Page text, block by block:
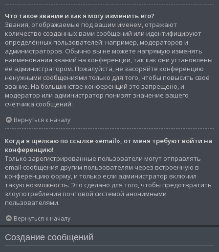
Что такое звание и как я могу изменить его?
Звания, отображаемые под вашим именем, отражают
количество созданных вами сообщений или идентифицируют
определённых пользователей: например, модераторов и
администраторов. Обычно вы не можете напрямую изменять
наименования званий на конференции, так как они установлены
её администратором. Пожалуйста, не засоряйте конференцию
ненужными сообщениями только для того, чтобы повысить своё
звание. На большинстве конференций это запрещено, и
модератор или администратор понизят значение вашего
счётчика сообщений.
Вернуться к началу
Когда я щёлкаю по ссылке «email», от меня требуют войти на
конференцию!
Только зарегистрированные пользователи могут отправлять
email-сообщения другим пользователям через встроенную в
конференцию форму, и только если администратор включил
такую возможность. Это сделано для того, чтобы предотвратить
злоупотребления почтовой системой анонимными
пользователями.
Вернуться к началу
Создание сообщений